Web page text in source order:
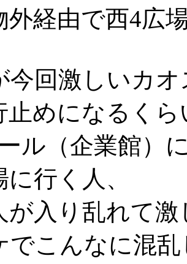
外経由で西4広
今回激しいカ
止めになるくら
ル（企業館）
に行く人、
が入り乱れて
でこんなに混